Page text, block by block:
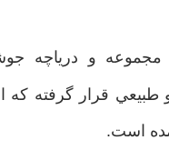
مجموعه و درياچه
قرار گرفته كه
است.